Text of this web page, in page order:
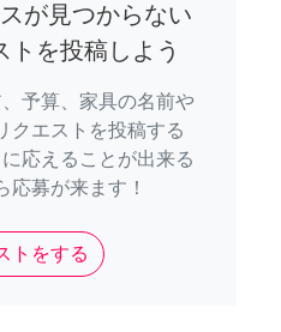
が見つからない
トを投稿しよう
予算、家具の名前や
クエストを投稿する
応えることが出来る
応募が来ます！
トをする